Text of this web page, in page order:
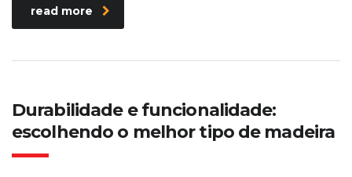
read more
Durabilidade e funcionalidade:
escolhendo o melhor tipo de madeira